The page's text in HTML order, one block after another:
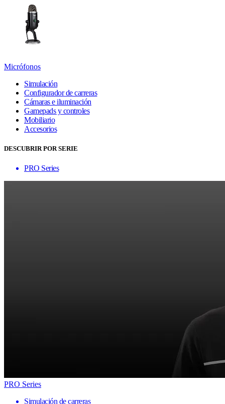
Micrófonos
Simulación
Configurador de carreras
Cámaras e iluminación
Gamepads y controles
Mobiliario
Accesorios
DESCUBRIR POR SERIE
PRO Series
PRO Series
Simulación de carreras